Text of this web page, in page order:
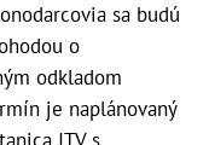
sa budú
o
odkladom
je naplánovaný